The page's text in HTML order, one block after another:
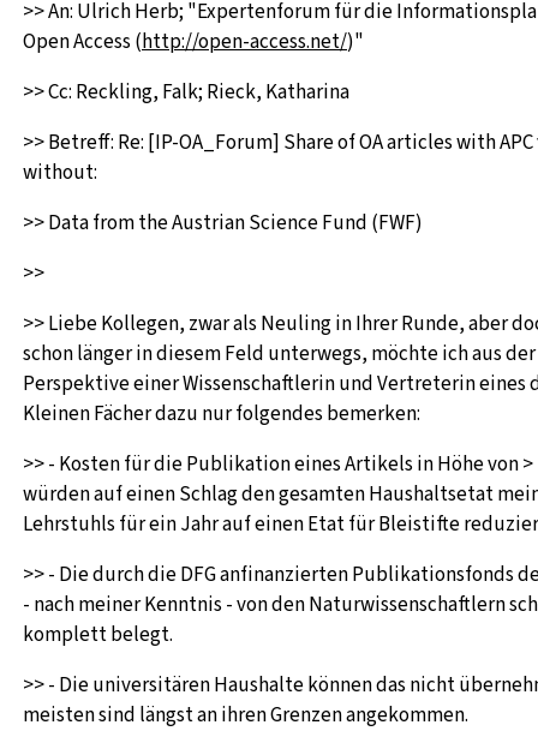
>> An: Ulrich Herb; "Expertenforum für die
Open Access (http://open-access.net/)"
>> Cc: Reckling, Falk; Rieck, Katharina
>> Betreff: Re: [IP-OA_Forum] Share of OA articles with APC
without:
>> Data from the Austrian Science Fund (FWF)
>>
>> Liebe Kollegen, zwar als Neuling in Ihrer Runde, aber
schon länger in diesem Feld unterwegs, möchte ich aus der
Perspektive einer Wissenschaftlerin und Vertreterin eines
Kleinen Fächer dazu nur folgendes bemerken:
>> - Kosten für die Publikation eines Artikels in Höhe von >
würden auf einen Schlag den gesamten Haushaltsetat
Lehrstuhls für ein Jahr auf einen Etat für Bleistifte
>> - Die durch die DFG anfinanzierten Publikationsfonds
- nach meiner Kenntnis - von den Naturwissenschaftlern
komplett belegt.
>> - Die universitären Haushalte können das nicht
meisten sind längst an ihren Grenzen angekommen.